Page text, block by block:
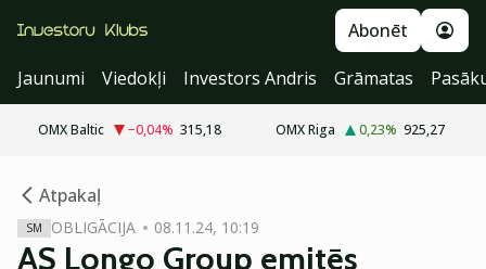
Abonēt
Jaunumi
Viedokļi Investors Andris Grāmatas
OMX Baltic −0,04% 315,18 OMX Riga 0,23% 925,27
Atpakaļ
SM OBLIGĀCIJA 08.11.24, 10:19
AS Longo Group emitēs